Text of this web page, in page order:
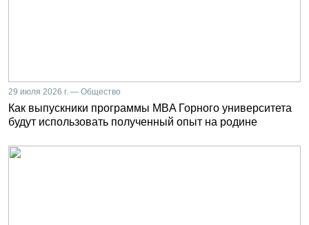
29 июля 2026 г. — Общество
Как выпускники программы MBA Горного университета
будут использовать полученный опыт на родине